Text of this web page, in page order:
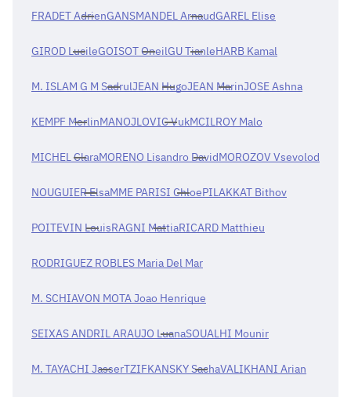
FRADET AdrienGANSMANDEL ArnaudGAREL Elise
GIROD LucileGOISOT OneilGU TianleHARB Kamal
M. ISLAM G M SadrulJEAN HugoJEAN MarinJOSE Ashna
KEMPF MerlinMANOJLOVIC VukMCILROY Malo
MICHEL ClaraMORENO Lisandro DavidMOROZOV Vsevolod
NOUGUIER ElsaMME PARISI ChloePILAKKAT Bithov
POITEVIN LouisRAGNI MattiaRICARD Matthieu
RODRIGUEZ ROBLES Maria Del Mar
M. SCHIAVON MOTA Joao Henrique
SEIXAS ANDRIL ARAUJO LuanaSOUALHI Mounir
M. TAYACHI JasserTZIFKANSKY SachaVALIKHANI Arian